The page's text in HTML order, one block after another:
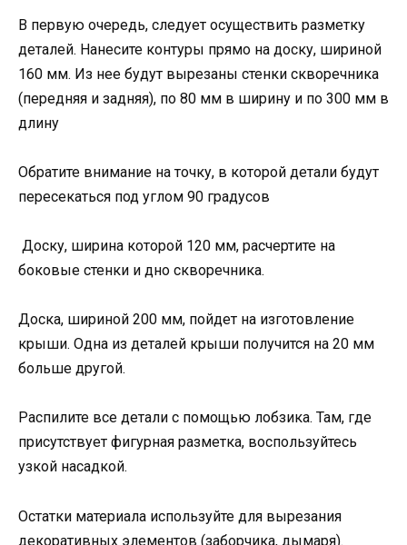
В первую очередь, следует осуществить разметку
деталей. Нанесите контуры прямо на доску, шириной
160 мм. Из нее будут вырезаны стенки скворечника
(передняя и задняя), по 80 мм в ширину и по 300 мм в
длину
Обратите внимание на точку, в которой детали будут
пересекаться под углом 90 градусов
Доску, ширина которой 120 мм, расчертите на
боковые стенки и дно скворечника.
Доска, шириной 200 мм, пойдет на изготовление
крыши. Одна из деталей крыши получится на 20 мм
больше другой.
Распилите все детали с помощью лобзика. Там, где
присутствует фигурная разметка, воспользуйтесь
узкой насадкой.
Остатки материала используйте для вырезания
декоративных элементов (заборчика, дымаря).